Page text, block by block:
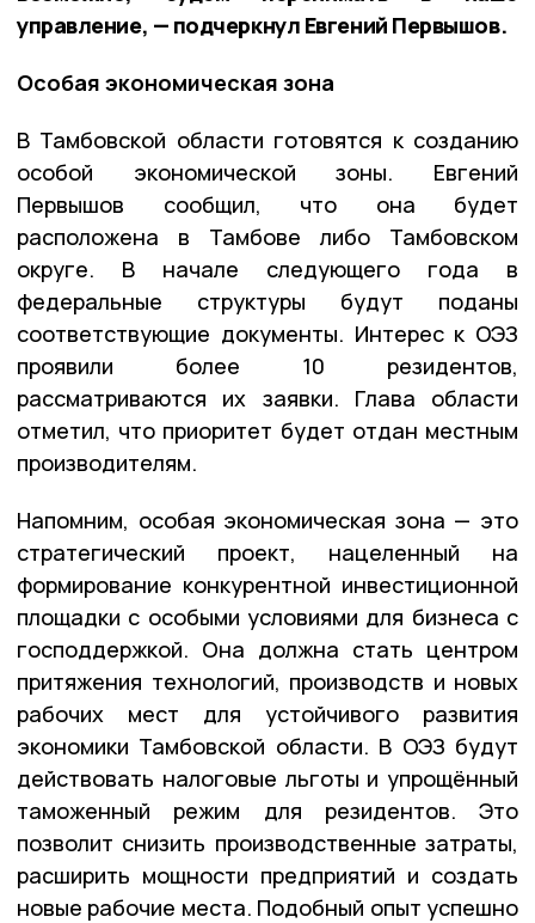
управление, — подчеркнул Евгений Первышов.
Особая экономическая зона
В Тамбовской области готовятся к созданию
особой экономической зоны. Евгений
Первышов сообщил, что она будет
расположена в Тамбове либо Тамбовском
округе. В начале следующего года в
федеральные структуры будут поданы
соответствующие документы. Интерес к ОЭЗ
проявили более 10 резидентов,
рассматриваются их заявки. Глава области
отметил, что приоритет будет отдан местным
производителям.
Напомним, особая экономическая зона — это
стратегический проект, нацеленный на
формирование конкурентной инвестиционной
площадки с особыми условиями для бизнеса с
господдержкой. Она должна стать центром
притяжения технологий, производств и новых
рабочих мест для устойчивого развития
экономики Тамбовской области. В ОЭЗ будут
действовать налоговые льготы и упрощённый
таможенный режим для резидентов. Это
позволит снизить производственные затраты,
расширить мощности предприятий и создать
новые рабочие места. Подобный опыт успешно